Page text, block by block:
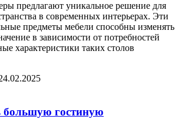
предлагают уникальное решение для
в современных интерьерах. Эти
предметы мебели способны изменять
в зависимости от потребностей
характеристики таких столов
большую гостиную